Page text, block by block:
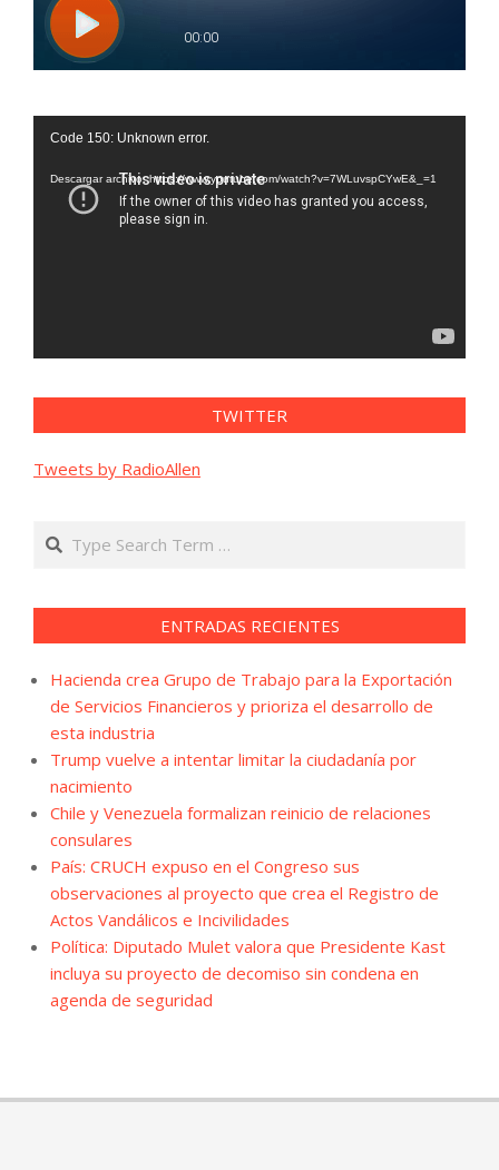
Reproductor
vídeo
Code 150: Unknown error.
Descargar archivo: https://www.youtube.com/watch?v=7WLuvspCYwE&_=1
TWITTER
Tweets by RadioAllen
Search
ENTRADAS RECIENTES
Hacienda crea Grupo de Trabajo para la Exportación
de Servicios Financieros y prioriza el desarrollo de
esta industria
Trump vuelve a intentar limitar la ciudadanía por
nacimiento
Chile y Venezuela formalizan reinicio de relaciones
consulares
País: CRUCH expuso en el Congreso sus
observaciones al proyecto que crea el Registro de
Actos Vandálicos e Incivilidades
Política: Diputado Mulet valora que Presidente Kast
incluya su proyecto de decomiso sin condena en
agenda de seguridad